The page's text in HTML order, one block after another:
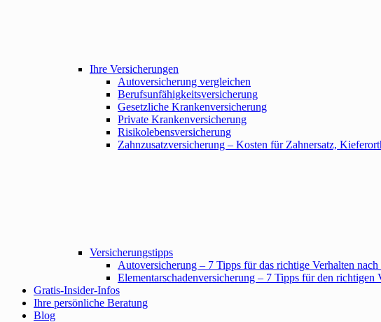
Ihre Versicherungen
Autoversicherung vergleichen
Berufsunfähigkeitsversicherung
Gesetzliche Krankenversicherung
Private Krankenversicherung
Risikolebensversicherung
Zahnzusatzversicherung – Kosten für Zahnersatz,
Versicherungstipps
Autoversicherung – 7 Tipps für das richtige Verhalten
Elementarschadenversicherung – 7 Tipps für den richtigen
Gratis-Insider-Infos
Ihre persönliche Beratung
Blog